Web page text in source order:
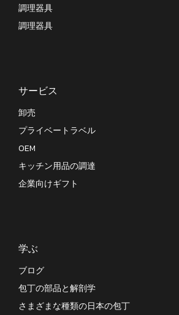
調理器具
調理器具
サービス
卸売
プライベートラベル
OEM
キッチン用品の調達
企業向けギフト
学ぶ
ブログ
包丁の部品と解剖学
さまざまな種類の日本の包丁